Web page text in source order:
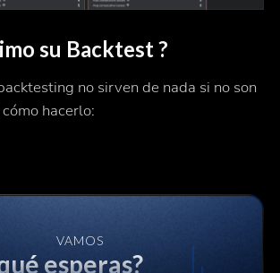
su Backtest ?
no sirven de nada si no son
hacerlo:
VAMOS
esperas?